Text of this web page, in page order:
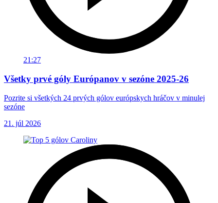
21:27
Všetky prvé góly Európanov v sezóne 2025-26
Pozrite si všetkých 24 prvých gólov európskych hráčov v minulej
sezóne
21. júl 2026